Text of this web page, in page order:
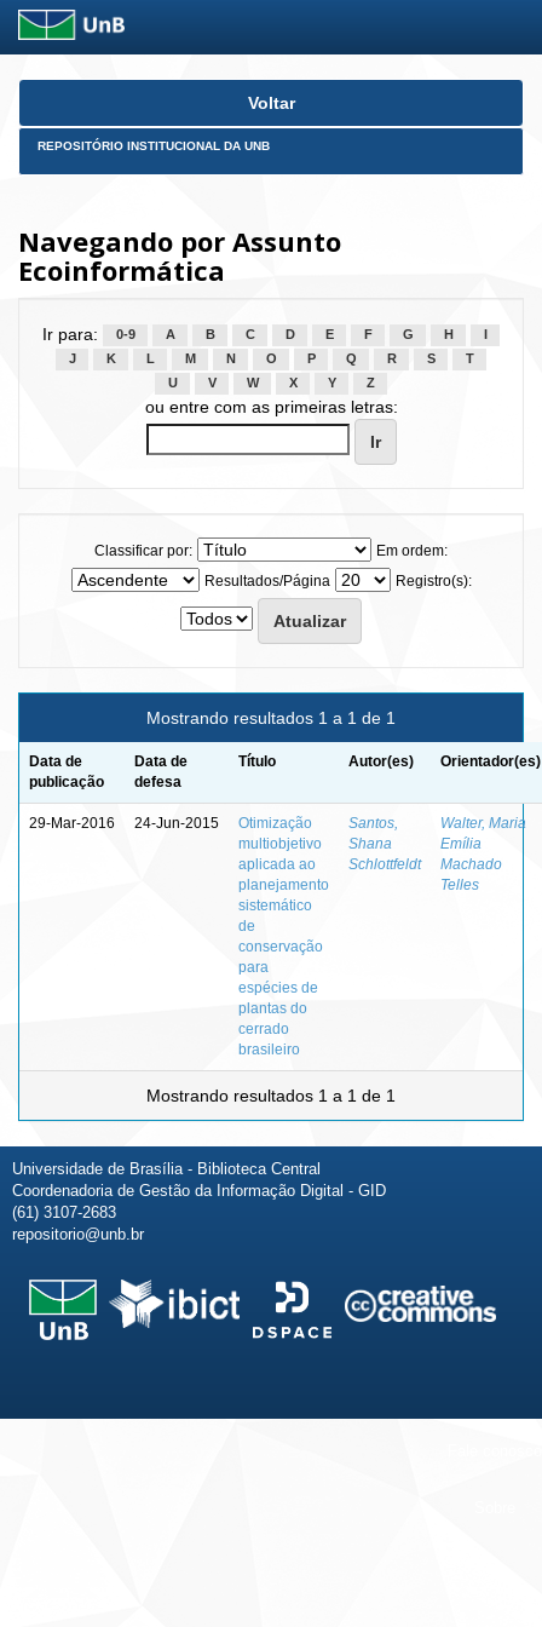
Skip
Voltar
REPOSITÓRIO INSTITUCIONAL DA UNB
Navegando por Assunto
Ecoinformática
Ir para: 0-9 A B C D E F G H
J
K L M N O P Q R S
T
U
V W X Y Z
ou entre com as primeiras letras:
Classificar por:
Em ordem:
Resultados/Página
Registro(s):
Mostrando resultados 1 a 1 de 1
Data de
publicação
Data de
defesa
Título Autor(es) Orientador(es)
29-Mar-2016 24-Jun-2015
Otimização
multiobjetivo
aplicada ao
planejamento
sistemático
de
conservação
para
espécies de
plantas do
cerrado
brasileiro
Santos,
Shana
Schlottfeldt
Walter, Maria
Emília
Machado
Telles
Mostrando resultados 1 a 1 de 1
Universidade de Brasília - Biblioteca Central
Coordenadoria de Gestão da Informação Digital - GID
(61) 3107-2683
repositorio@unb.br